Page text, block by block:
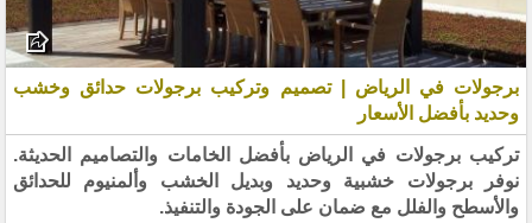
برجولات في الرياض | تصميم وتركيب برجولات حدائق وخشب
وحديد بأفضل الأسعار
تركيب برجولات في الرياض بأفضل الخامات والتصاميم الحديثة.
نوفر برجولات خشبية وحديد وبديل الخشب وألمنيوم للحدائق
والأسطح والفلل مع ضمان على الجودة والتنفيذ.